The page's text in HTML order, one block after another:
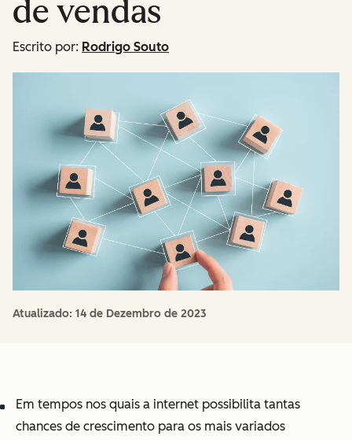
de vendas
Escrito por: Rodrigo Souto
Atualizado: 14 de Dezembro de 2023
Em tempos nos quais a internet possibilita tantas
chances de crescimento para os mais variados